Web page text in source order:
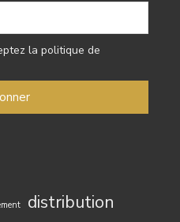
la politique de
distribution